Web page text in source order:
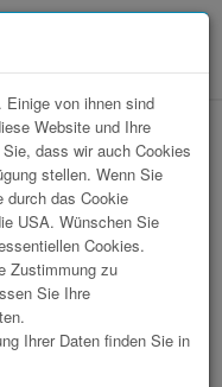
von ihnen sind
Website und Ihre
dass wir auch Cookies
stellen. Wenn Sie
durch das Cookie
USA. Wünschen Sie
Cookies.
Zustimmung zu
Sie Ihre
Ihrer Daten finden Sie in